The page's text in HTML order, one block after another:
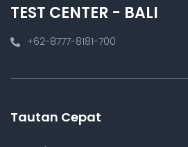
TEST CENTER - BALI
+62-8777-8181-700
Tautan Cepat